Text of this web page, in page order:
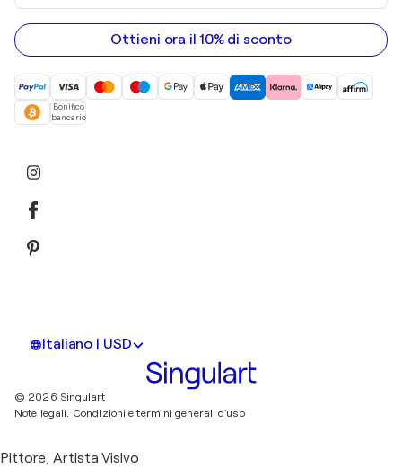
tuo
indirizzo
email
Ottieni ora il 10% di sconto
Bonifico
bancario
Italiano | USD
© 2026 Singulart
Note legali. Condizioni e termini generali d'uso
Pittore, Artista Visivo